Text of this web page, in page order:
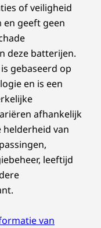
of veiligheid
geeft geen
deze batterijen.
gebaseerd op
en is een
afhankelijk
van
leeftijd
van